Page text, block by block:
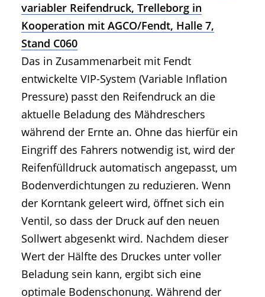
variabler Reifendruck, Trelleborg in
Kooperation mit AGCO/Fendt, Halle 7,
Stand C060
Das in Zusammenarbeit mit Fendt
entwickelte VIP-System (Variable Inflation
Pressure) passt den Reifendruck an die
aktuelle Beladung des Mähdreschers
während der Ernte an. Ohne das hierfür ein
Eingriff des Fahrers notwendig ist, wird der
Reifenfülldruck automatisch angepasst, um
Bodenverdichtungen zu reduzieren. Wenn
der Korntank geleert wird, öffnet sich ein
Ventil, so dass der Druck auf den neuen
Sollwert abgesenkt wird. Nachdem dieser
Wert der Hälfte des Druckes unter voller
Beladung sein kann, ergibt sich eine
optimale Bodenschonung. Während der